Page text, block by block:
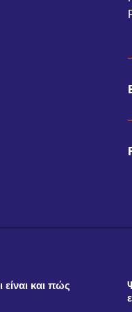
και πώς